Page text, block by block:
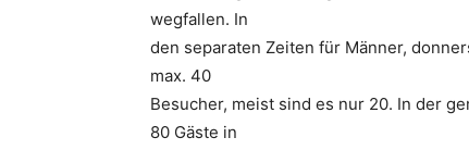
wegfallen. In
den separaten Zeiten für Männer,
max. 40
Besucher, meist sind es nur 20. In der
80 Gäste in